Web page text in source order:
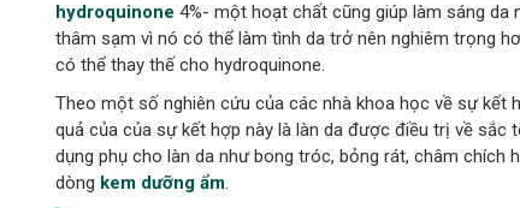
hydroquinone 4%- một hoạt chất cũng giúp làm sáng da
thâm sạm vì nó có thể làm tình da trở nên nghiêm trọng
có thể thay thế cho hydroquinone.
Theo một số nghiên cứu của các nhà khoa học về sự kết
quả của của sự kết hợp này là làn da được điều trị về
dụng phụ cho làn da như bong tróc, bỏng rát, châm
dòng kem dưỡng ẩm.